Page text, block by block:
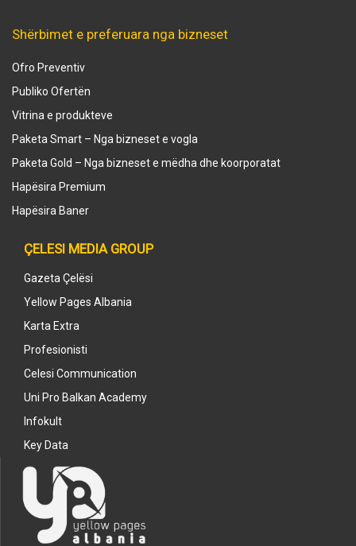
Shërbimet e preferuara nga bizneset
Ofro Preventiv
Publiko Ofertën
Vitrina e produkteve
Paketa Smart – Nga bizneset e vogla
Paketa Gold – Nga bizneset e mëdha dhe koorporatat
Hapësira Premium
Hapësira Baner
ÇELESI MEDIA GROUP
Gazeta Çelësi
Yellow Pages Albania
Karta Extra
Profesionisti
Celesi Communication
Uni Pro Balkan Academy
Infokult
Key Data